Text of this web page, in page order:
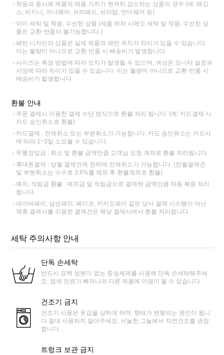
착용과 동시에 제품의 제품 가치가 현저히 감소하는 상품의 경우 (예: 레깅
스, 비키니, 이너웨어, 브라패드, 브라탑, 언더웨어 등)
이미 세탁 및 착용, 수선한 상품 (제품 하자 시에도 세탁 및 착용, 수선한 상
품은 교환·반품이 불가능합니다.)
패턴 디자인의 상품은 실제 제품과 패턴 위치가 차이가 있을 수 있습니다.
이는 불량이 아니므로 교환·반품 시 배송비가 발생합니다.
사이즈는 측정 방법에 따라 오차가 발생될 수 있으며, 색상은 모니터 설정과
사양에 따라 차이가 있을 수 있습니다. 이는 불량이 아니므로 교환·반품 시
배송비가 발생됩니다.
환불 안내
주문 결제시 이용한 결제 수단 방식으로 환불 처리 됩니다. (예: 카드결제 시
카드 승인취소로 환불)
카드결제 : 전체취소 또는 부분취소가 가능합니다. 카드 승인취소는 카드사
에 따라 1~3일 소요될 수 있습니다.
무통장입금 : 취소 및 환불 금액만큼 고객님 요청 계좌로 환불 처리됩니다.
휴대폰결제 : 당월 결제건에 한하여 전체취소가 가능합니다. (전월결제건
및 부분취소는 수수료 3.6%를 제외 후 환불계좌로 환불)
예치, 적립금 환불 : 예치금 및 적립금으로 결제한 금액만큼 자동 복원 처리
됩니다.
네이버페이, 삼성페이, 페이코, 카카오페이 같은 당사 결제 시스템이 아닌
제휴 결제사를 이용한 결제건은 해당 결제사에서 환불 처리됩니다.
세탁 주의사항 안내
단독 손세탁
반드시 표백 성분이 없는 중성세제를 사용해 단독 손세탁해주세
요. 염색 잔료가 빠져나와 다른 제품에 이염이 될 수 있습니다.
건조기 금지
건조기 사용은 옷감을 상하게 하며, 형태가 변형되는 원인이 됩니
다.절대 사용하지 말아주세요. 서늘한 그늘에서 자연건조를 권장
합니다.
트렁크 보관 금지